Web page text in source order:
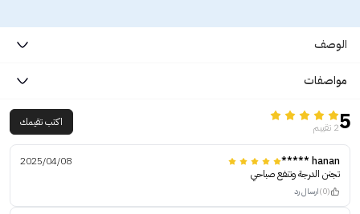
الوصف
مواصفات
52 تقييم اكتب تقيمك
hanan *****
2025/04/08
تجنن الدرجة وتنفع صباحي
(0) ارسال رد